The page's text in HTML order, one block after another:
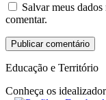
Salvar meus
comentar.
Educação e Território
Conheça os